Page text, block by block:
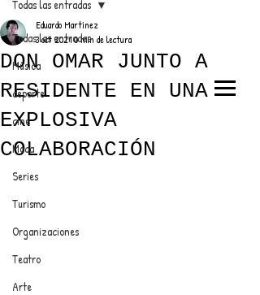
ANUNCIATE CON NOSOTROS
PARA MÁS INFORMACIÓN:
EL TRENDY TOP
CON EDDY MARTINEZ
Todas las entradas
Música
deporte
cine
Moda
Series
Turismo
Organizaciones
Teatro
Arte
Todas las entradas
DON OMAR JUNTO A
RESIDENTE EN UNA
EXPLOSIVA
COLABORACIÓN
Eduardo Martínez
3 oct 20210 min de lectura